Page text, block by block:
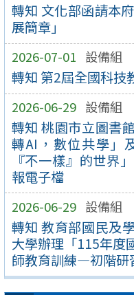
轉知 文化部函請本
展簡章」
2026-07-01 設備組
轉知 第2屆全國科技
2026-06-29 設備組
轉知 桃園市立圖書
轉AI，數位共學」
『不一樣』的世界
報電子檔
2026-06-29 設備組
轉知 教育部國民及
大學辦理「115年度
師教育訓練—初階研